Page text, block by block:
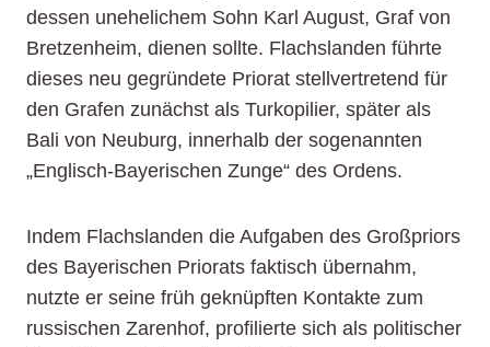
dessen unehelichem Sohn Karl August, Graf von
Bretzenheim, dienen sollte. Flachslanden führte
dieses neu gegründete Priorat stellvertretend für
den Grafen zunächst als Turkopilier, später als
Bali von Neuburg, innerhalb der sogenannten
„Englisch-Bayerischen Zunge“ des Ordens.
Indem Flachslanden die Aufgaben des Großpriors
des Bayerischen Priorats faktisch übernahm,
nutzte er seine früh geknüpften Kontakte zum
russischen Zarenhof, profilierte sich als politischer